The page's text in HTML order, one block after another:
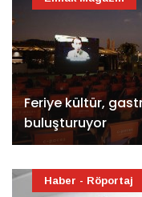
Feriye kültür,
buluşturuyor
Haber - Röportaj